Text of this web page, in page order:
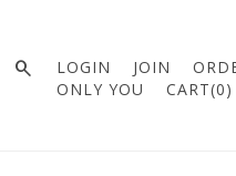
 LOGIN JOIN
ONLY YOU
CART(0)